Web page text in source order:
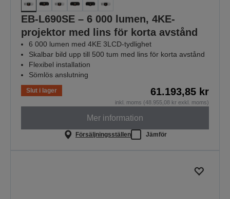
EB-L690SE – 6 000 lumen, 4KE-
projektor med lins för korta avstånd
6 000 lumen med 4KE 3LCD-tydlighet
Skalbar bild upp till 500 tum med lins för korta avstånd
Flexibel installation
Sömlös anslutning
Slut i lager 61.193,85 kr
inkl. moms (48.955,08 kr exkl. moms)
Mer information
Försäljningsställen Jämför